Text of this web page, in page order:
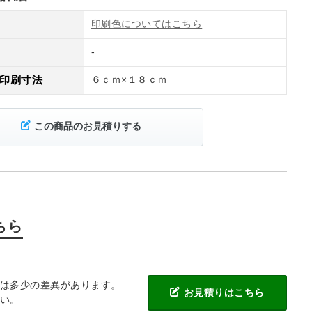
印刷色についてはこちら
-
刷寸法 ６ｃｍ×１８ｃｍ
この商品のお見積りする
ら
多少の差異があります。
。
お見積りはこちら